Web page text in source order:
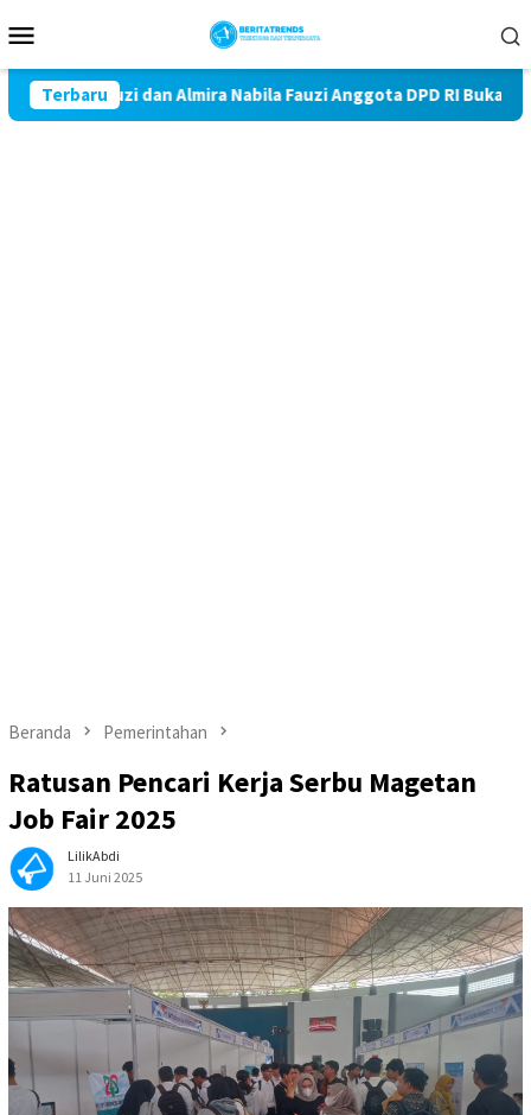
ke
Mobile
Terbaru
Fauzi dan Almira Nabila Fauzi Anggota DPD RI Buka
Beranda Pemerintahan
Ratusan Pencari Kerja Serbu Magetan
Job Fair 2025
LilikAbdi
11 Juni 2025